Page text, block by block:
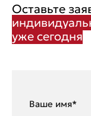
Оставьте
уже сегодня